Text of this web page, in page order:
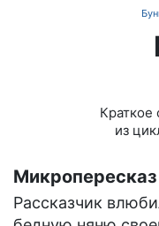
Краткое
из
Микропересказ
Рассказчик